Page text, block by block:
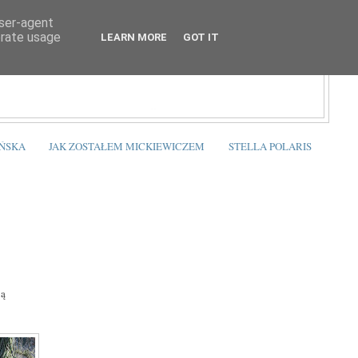
JAK ZOSTAŁEM MICKIEWICZEM STELLA POLARIS
agent
usage
LEARN MORE GOT IT